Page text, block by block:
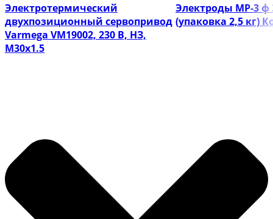
Электротермический
двухпозиционный сервопривод
Varmega VM19002, 230 В, НЗ,
M30х1.5
Электроды МР-3
(упаковка 2,5 кг)